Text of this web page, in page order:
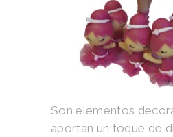
Son elementos
aportan un toque de